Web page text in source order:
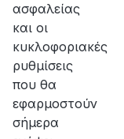
ασφαλείας
και οι
κυκλοφοριακές
ρυθμίσεις
που θα
εφαρμοστούν
σήμερα